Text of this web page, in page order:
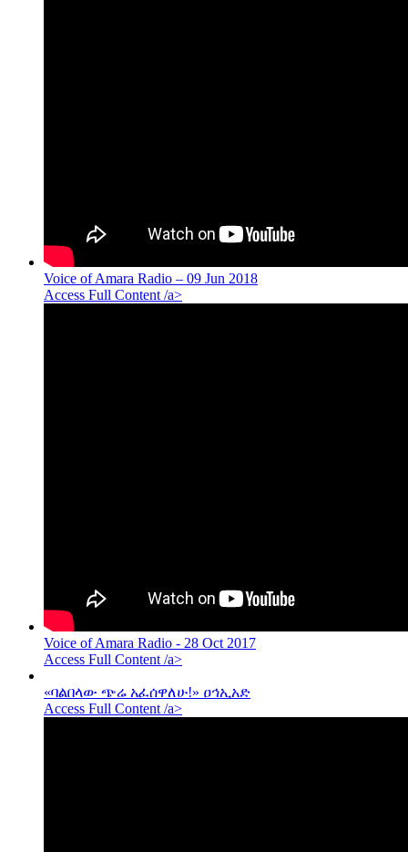
Voice of Amara Radio – 09 Jun 2018
Access Full Content /a>
Voice of Amara Radio - 28 Oct 2017
Access Full Content /a>
«ባልበላው ጭሬ አፈሰዋለሁ!» ዐኅኢአድ
Access Full Content /a>